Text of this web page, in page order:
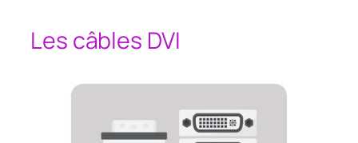
Les câbles DVI